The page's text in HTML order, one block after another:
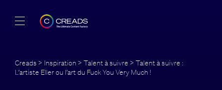
Offres
Creads > Inspiration > Talent à suivre > Talent à suivre :
L’artiste Eller ou l’art du Fuck You Very Much !